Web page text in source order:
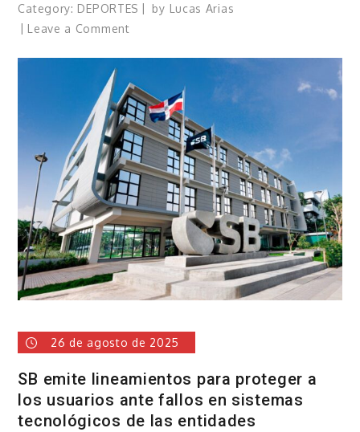
Category: DEPORTES by Lucas Arias
Leave a Commenton
el
calendario
del
2026;
arrancará
la
acción
el
25
de
marzo
26 de agosto de 2025
SB emite lineamientos para proteger a
los usuarios ante fallos en sistemas
tecnológicos de las entidades